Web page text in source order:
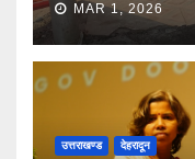
MAR 1, 2026
उत्तराखण्ड देहरादून